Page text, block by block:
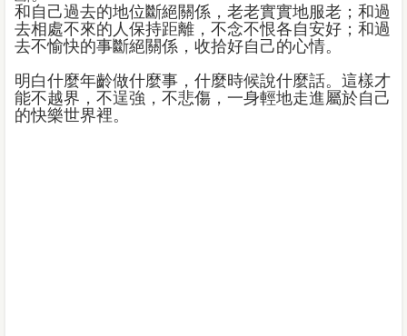
和自己過去的地位斷絕關係，老老實實地服老；和過
去相處不來的人保持距離，不念不恨各自安好；和過
去不愉快的事斷絕關係，收拾好自己的心情。
明白什麼年齡做什麼事，什麼時候說什麼話。這樣才
能不越界，不逞強，不悲傷，一身輕地走進屬於自己
的快樂世界裡。